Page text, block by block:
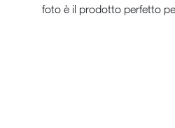
foto è il prodotto perfetto